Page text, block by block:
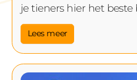
je tieners hier het beste
Lees meer